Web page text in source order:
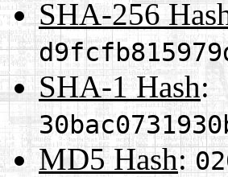
SHA-256
SHA-1 Hash:
MD5 Hash: